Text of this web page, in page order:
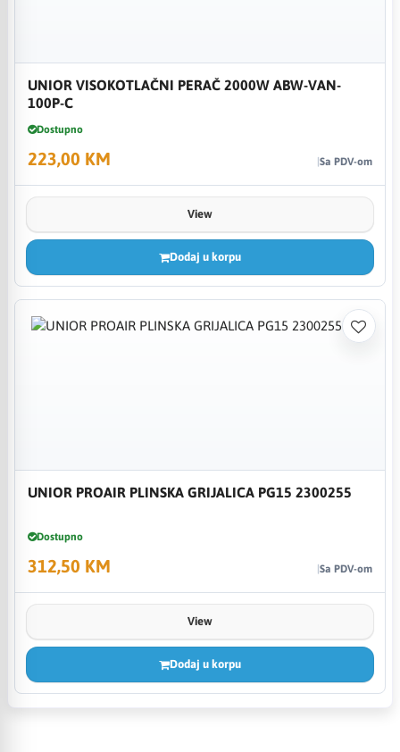
UNIOR VISOKOTLAČNI PERAČ 2000W ABW-VAN-
100P-C
Dostupno
223,00 KM Sa PDV-om
View
Dodaj u korpu
UNIOR PROAIR PLINSKA GRIJALICA PG15 2300255
Dostupno
312,50 KM Sa PDV-om
View
Dodaj u korpu